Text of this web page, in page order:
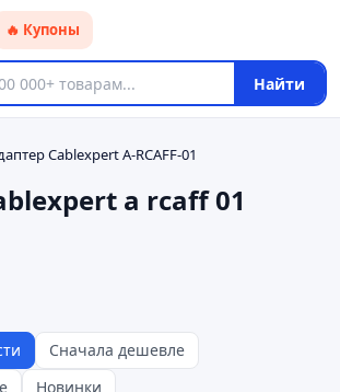
🔥 Купоны
Найти
Cablexpert A-RCAFF-01
a rcaff 01
Сначала дешевле
Новинки